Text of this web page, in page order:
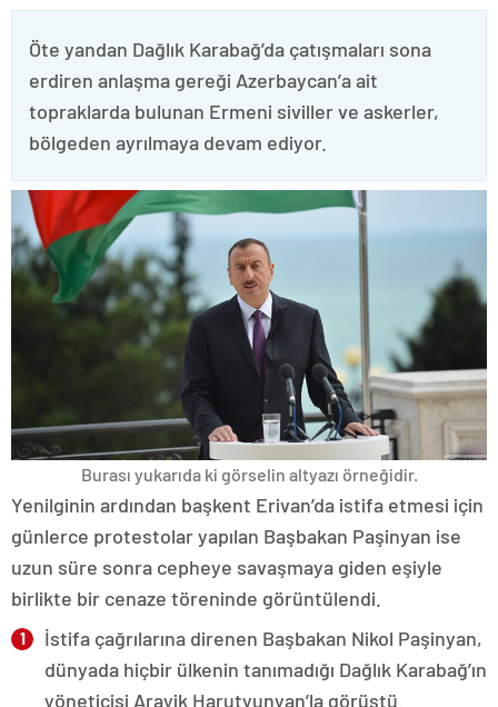
Öte yandan Dağlık Karabağ’da çatışmaları sona
erdiren anlaşma gereği Azerbaycan’a ait
topraklarda bulunan Ermeni siviller ve askerler,
bölgeden ayrılmaya devam ediyor.
Burası yukarıda ki görselin altyazı örneğidir.
Yenilginin ardından başkent Erivan’da istifa etmesi için
günlerce protestolar yapılan Başbakan Paşinyan ise
uzun süre sonra cepheye savaşmaya giden eşiyle
birlikte bir cenaze töreninde görüntülendi.
İstifa çağrılarına direnen Başbakan Nikol Paşinyan,
dünyada hiçbir ülkenin tanımadığı Dağlık Karabağ’ın
yöneticisi Arayik Harutyunyan’la görüştü.